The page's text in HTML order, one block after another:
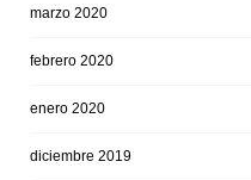
marzo 2020
febrero 2020
enero 2020
diciembre 2019